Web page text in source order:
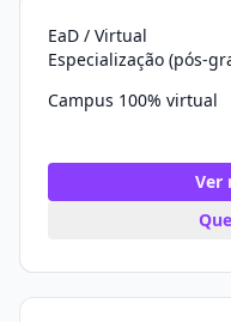
EaD / Virtual
Campus 100% virtual
Ver